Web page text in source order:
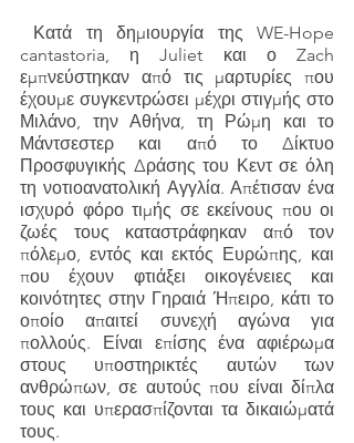
cantastoria, η Juliet και ο Zach
εμπνεύστηκαν από τις μαρτυρίες που
έχουμε συγκεντρώσει μέχρι στιγμής στο
Μιλάνο, την Αθήνα, τη Ρώμη και το
Μάντσεστερ και από το Δίκτυο
Προσφυγικής Δράσης του Κεντ σε όλη
τη νοτιοανατολική Αγγλία. Απέτισαν ένα
ισχυρό φόρο τιμής σε εκείνους που οι
ζωές τους καταστράφηκαν από τον
πόλεμο, εντός και εκτός Ευρώπης, και
που έχουν φτιάξει οικογένειες και
κοινότητες στην Γηραιά Ήπειρο, κάτι το
οποίο απαιτεί συνεχή αγώνα για
πολλούς. Είναι επίσης ένα αφιέρωμα
στους υποστηρικτές αυτών των
ανθρώπων, σε αυτούς που είναι δίπλα
τους και υπερασπίζονται τα δικαιώματά
τους.